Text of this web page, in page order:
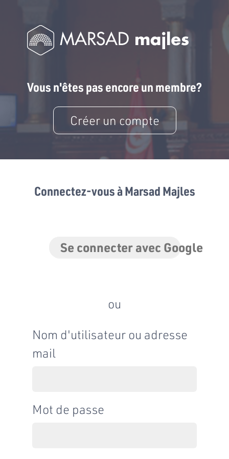
Vous n'êtes pas encore un membre?
Créer un compte
Connectez-vous à Marsad Majles
Se connecter avec Google
ou
Nom d'utilisateur ou adresse
mail
Mot de passe